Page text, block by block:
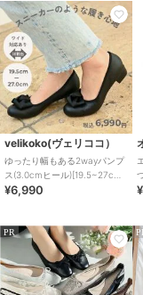
velikoko(ヴェリココ）
ゆったり幅もある2wayパンプ
ス(3.0cmヒール)[19.5~27cm]
ラクチンきれいシューズ
¥6,990
PR